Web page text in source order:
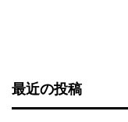
最近の投稿